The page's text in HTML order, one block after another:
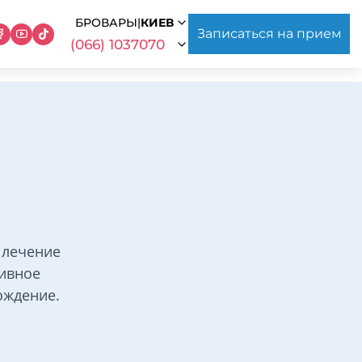
БРОВАРЫ|КИЕВ
(066) 1037070
Записаться на прием